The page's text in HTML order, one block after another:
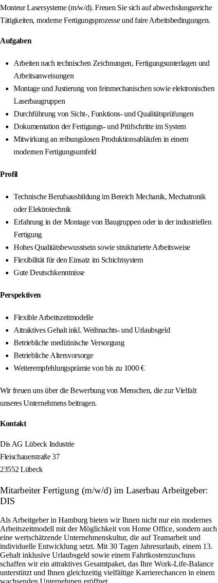
Monteur Lasersysteme (m/w/d). Freuen Sie sich auf abwechslungsreiche
Tätigkeiten, moderne Fertigungsprozesse und faire Arbeitsbedingungen.
Aufgaben
Arbeiten nach technischen Zeichnungen, Fertigungsunterlagen und
Arbeitsanweisungen
Montage und Justierung von feinmechanischen sowie elektronischen
Laserbaugruppen
Durchführung von Sicht-, Funktions- und Qualitätsprüfungen
Dokumentation der Fertigungs- und Prüfschritte im System
Mitwirkung an reibungslosen Produktionsabläufen in einem
modernen Fertigungsumfeld
Profil
Technische Berufsausbildung im Bereich Mechanik, Mechatronik
oder Elektrotechnik
Erfahrung in der Montage von Baugruppen oder in der industriellen
Fertigung
Hohes Qualitätsbewusstsein sowie strukturierte Arbeitsweise
Flexibilität für den Einsatz im Schichtsystem
Gute Deutschkenntnisse
Perspektiven
Flexible Arbeitszeitmodelle
Attraktives Gehalt inkl. Weihnachts- und Urlaubsgeld
Betriebliche medizinische Versorgung
Betriebliche Altersvorsorge
Weiterempfehlungsprämie von bis zu 1000 €
Wir freuen uns über die Bewerbung von Menschen, die zur Vielfalt
unseres Unternehmens beitragen.
Kontakt
Dis AG Lübeck Industrie
Fleischauerstraße 37
23552 Lübeck
Mitarbeiter Fertigung (m/w/d) im Laserbau Arbeitgeber:
DIS
Als Arbeitgeber in Hamburg bieten wir Ihnen nicht nur ein modernes
Arbeitszeitmodell mit der Möglichkeit von Home Office, sondern auch
eine wertschätzende Unternehmenskultur, die auf Teamarbeit und
individuelle Entwicklung setzt. Mit 30 Tagen Jahresurlaub, einem 13.
Gehalt inklusive Urlaubsgeld sowie einem Fahrtkostenzuschuss
schaffen wir ein attraktives Gesamtpaket, das Ihre Work-Life-Balance
unterstützt und Ihnen gleichzeitig vielfältige Karrierechancen in einem
wachsenden Unternehmen eröffnet.